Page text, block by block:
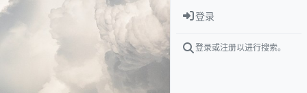
登录
登录或注册以进行搜索。